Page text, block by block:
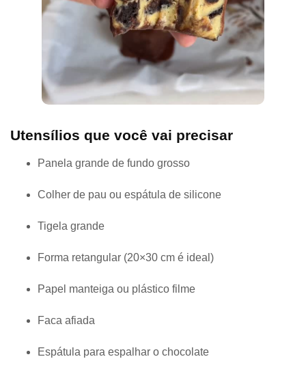
Utensílios que você vai precisar
Panela grande de fundo grosso
Colher de pau ou espátula de silicone
Tigela grande
Forma retangular (20×30 cm é ideal)
Papel manteiga ou plástico filme
Faca afiada
Espátula para espalhar o chocolate